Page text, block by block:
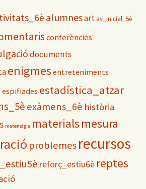
alumnesart av_inicial_5è
conferències
documents
enigmes entreteniments
espifiades estadística_atzar
exàmens_6è història
matemàgia materialsmesura
problemesrecursos
reforç_estiu6è reptes